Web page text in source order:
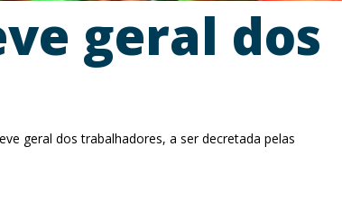
geral dos
geral dos trabalhadores, a ser decretada pelas